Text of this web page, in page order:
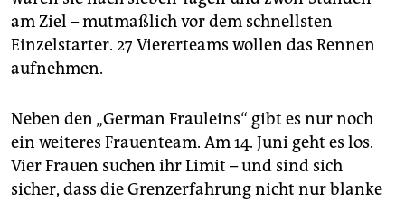
am Ziel – mutmaßlich vor dem schnellsten
Einzelstarter. 27 Viererteams wollen das Rennen
aufnehmen.
Neben den „German Frauleins“ gibt es nur noch
ein weiteres Frauenteam. Am 14. Juni geht es los.
Vier Frauen suchen ihr Limit – und sind sich
sicher, dass die Grenzerfahrung nicht nur blanke